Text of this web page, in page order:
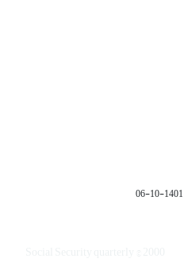
1401-10-06